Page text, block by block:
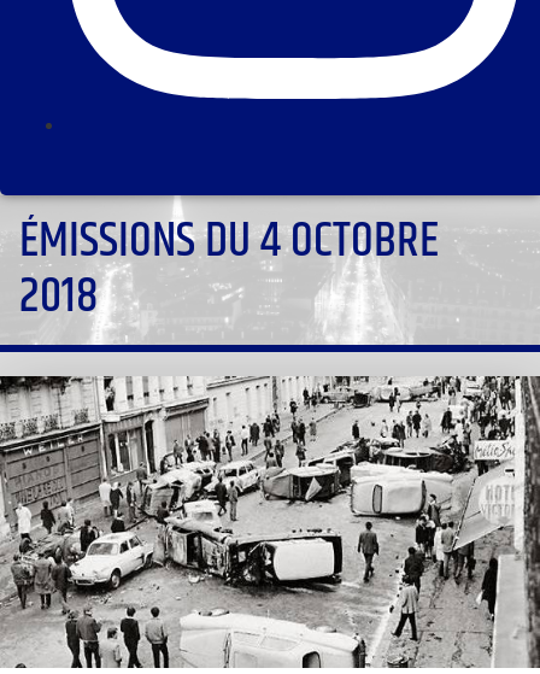
ÉMISSIONS DU 4 OCTOBRE
2018